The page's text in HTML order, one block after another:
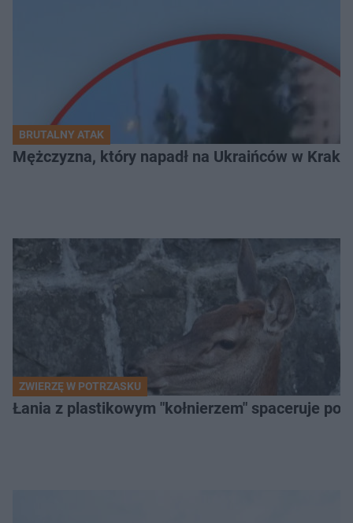
BRUTALNY ATAK
Mężczyzna, który napadł na Ukraińców w
ZWIERZĘ W POTRZASKU
Łania z plastikowym "kołnierzem" spaceruje po